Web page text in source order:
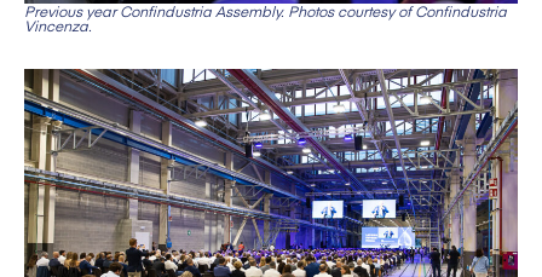
Previous year Confindustria Assembly. Photos courtesy of Confindustria
Vincenza.